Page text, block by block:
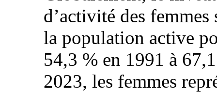
d’activité des
la population active
54,3 % en 1991 à
2023, les femmes